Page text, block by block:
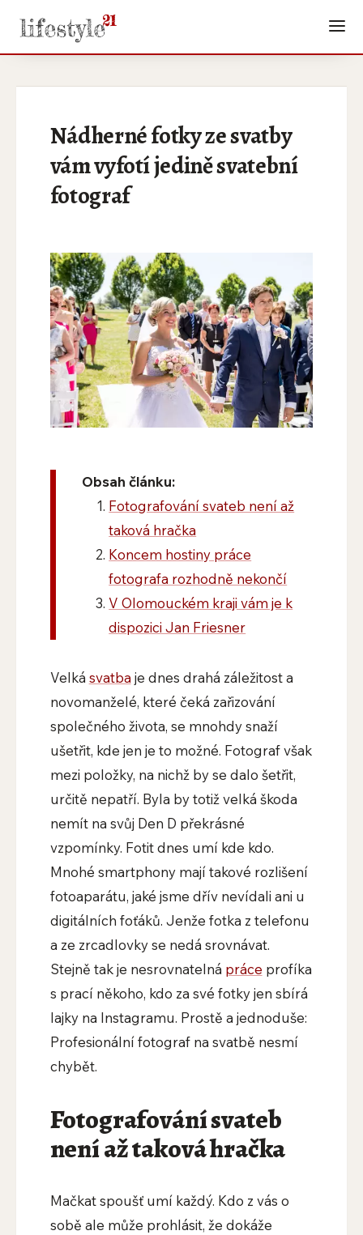
Nádherné fotky ze svatby
vám vyfotí jedině svatební
fotograf
Obsah článku:
Fotografování svateb není až
taková hračka
Koncem hostiny práce
fotografa rozhodně nekončí
V Olomouckém kraji vám je k
dispozici Jan Friesner
Velká svatba je dnes drahá záležitost a
novomanželé, které čeká zařizování
společného života, se mnohdy snaží
ušetřit, kde jen je to možné. Fotograf však
mezi položky, na nichž by se dalo šetřit,
určitě nepatří. Byla by totiž velká škoda
nemít na svůj Den D překrásné
vzpomínky. Fotit dnes umí kde kdo.
Mnohé smartphony mají takové rozlišení
fotoaparátu, jaké jsme dřív nevídali ani u
digitálních foťáků. Jenže fotka z telefonu
a ze zrcadlovky se nedá srovnávat.
Stejně tak je nesrovnatelná práce profíka
s prací někoho, kdo za své fotky jen sbírá
lajky na Instagramu. Prostě a jednoduše:
Profesionální fotograf na svatbě nesmí
chybět.
Fotografování svateb
není až taková hračka
Mačkat spoušť umí každý. Kdo z vás o
sobě ale může prohlásit, že dokáže